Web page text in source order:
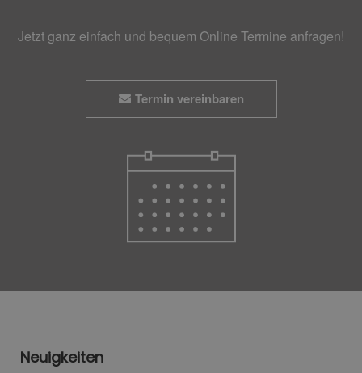
Jetzt ganz einfach und bequem Online Termine anfragen!
Termin vereinbaren
Neuigkeiten